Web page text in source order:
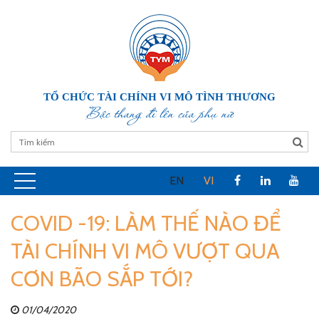
TỔ CHỨC TÀI CHÍNH VI MÔ TÌNH THƯƠNG
Bậc thang đi lên của phụ nữ
EN VI
COVID -19: LÀM THẾ NÀO ĐỂ
TÀI CHÍNH VI MÔ VƯỢT QUA
CƠN BÃO SẮP TỚI?
01/04/2020